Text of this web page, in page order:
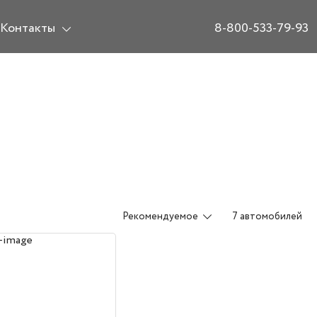
Контакты 8-800-533-79-93
Рекомендуемое 7 автомобилей